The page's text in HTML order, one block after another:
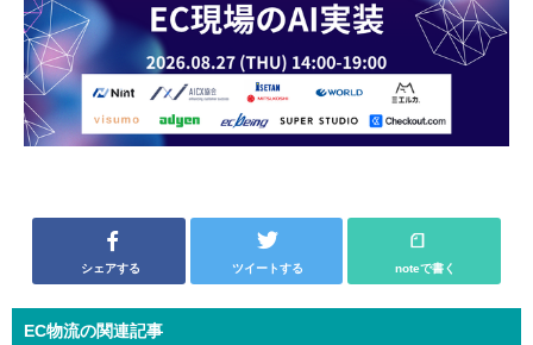
シェアする ツイートする noteで書く
EC物流の関連記事